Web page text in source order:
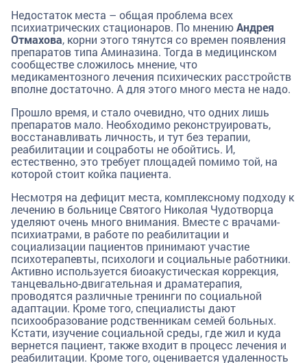
Недостаток места – общая проблема всех
психиатрических стационаров. По мнениюАндрея
Отмахова, корни этого тянутся со времен появления
препаратов типа Аминазина. Тогда в медицинском
сообществе сложилось мнение, что
медикаментозного лечения психических расстройств
вполне достаточно. А для этого много места не надо.
Прошло время, и стало очевидно, что одних лишь
препаратов мало. Необходимо реконструировать,
восстанавливать личность, и тут без терапии,
реабилитации и соцработы не обойтись. И,
естественно, это требует площадей помимо той, на
которой стоит койка пациента.
Несмотря на дефицит места, комплексному подходу к
лечению в больнице Святого Николая Чудотворца
уделяют очень много внимания. Вместе с врачами-
психиатрами, в работе по реабилитации и
социализации пациентов принимают участие
психотерапевты, психологи и социальные работники.
Активно используется биоакустическая коррекция,
танцевально-двигательная и драматерапия,
проводятся различные тренинги по социальной
адаптации. Кроме того, специалисты дают
психообразование родственникам семей больных.
Кстати, изучение социальной среды, где жил и куда
вернется пациент, также входит в процесс лечения и
реабилитации. Кроме того, оценивается удаленность